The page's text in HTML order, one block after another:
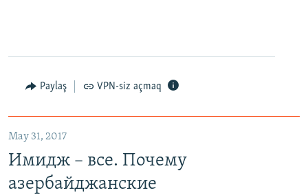
Paylaş VPN-siz açmaq
May 31, 2017
Имидж – все. Почему
азербайджанские